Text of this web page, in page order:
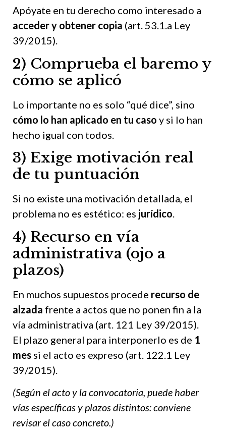
Apóyate en tu derecho como interesado a
acceder y obtener copia (art. 53.1.a Ley
39/2015).
2) Comprueba el baremo y
cómo se aplicó
Lo importante no es solo “qué dice”, sino
cómo lo han aplicado en tu caso y si lo han
hecho igual con todos.
3) Exige motivación real
de tu puntuación
Si no existe una motivación detallada, el
problema no es estético: es jurídico.
4) Recurso en vía
administrativa (ojo a
plazos)
En muchos supuestos procede recurso de
alzada frente a actos que no ponen fin a la
vía administrativa (art. 121 Ley 39/2015).
El plazo general para interponerlo es de 1
mes si el acto es expreso (art. 122.1 Ley
39/2015).
(Según el acto y la convocatoria, puede haber
vías específicas y plazos distintos: conviene
revisar el caso concreto.)